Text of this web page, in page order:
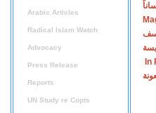
Arabic Articles
Radical Islam Watch
Advocacy
Press Release
Reports
UN Study re Copts
In